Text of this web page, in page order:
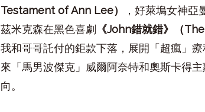
Testament of Ann Lee）
，好萊塢女神
茲米克森在黑色喜劇
《John錯就錯》（
我和哥哥託付的鉅款下落，展開「超瘋」
來「馬男波傑克」威爾阿奈特和奧斯卡得
向。